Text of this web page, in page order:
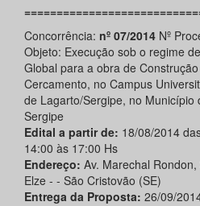
Concorrência: nº 07/2014 Nº
Objeto: Execução sob o regime
Global para a obra de
Cercamento, no Campus
de Lagarto/Sergipe, no Município
Sergipe
Edital a partir de: 18/08/2014
14:00 às 17:00 Hs
Endereço: Av. Marechal
Elze - - São Cristovão (SE)
Entrega da Proposta: 26/09/